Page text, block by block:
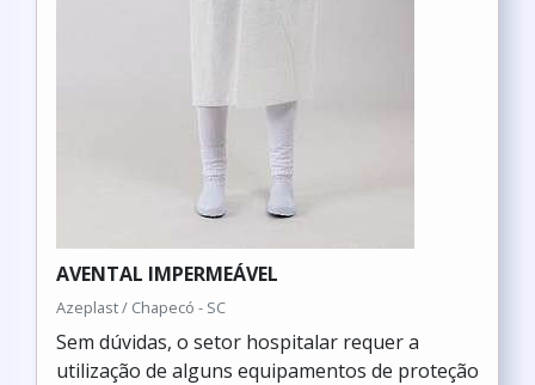
AVENTAL IMPERMEÁVEL
Azeplast / Chapecó - SC
Sem dúvidas, o setor hospitalar requer a
utilização de alguns equipamentos de proteção